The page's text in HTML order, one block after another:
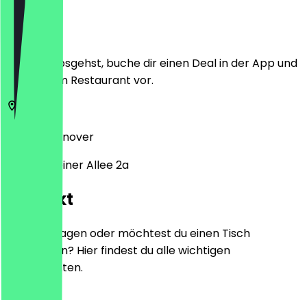
Ort
Bevor du losgehst, buche dir einen Deal in der App und
zeige ihn im Restaurant vor.
Hannover
Gravensteiner Allee 2a
Kontakt
Hast du Fragen oder möchtest du einen Tisch
reservieren? Hier findest du alle wichtigen
Kontaktdaten.